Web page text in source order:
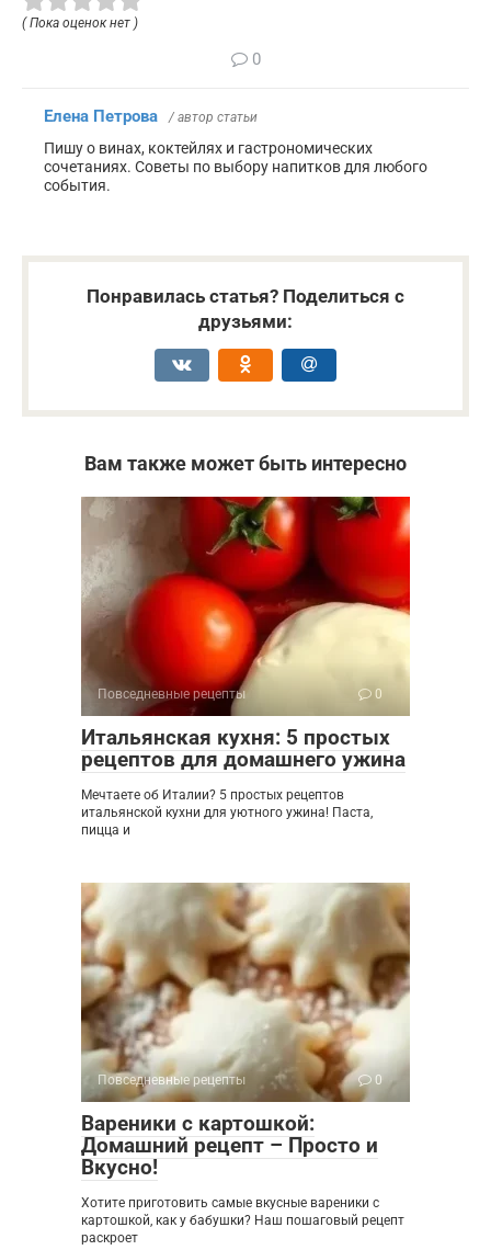
( Пока оценок нет )
0
Елена Петрова / автор статьи
Пишу о винах, коктейлях и гастрономических
сочетаниях. Советы по выбору напитков для любого
события.
Понравилась статья? Поделиться с
друзьями:
Вам также может быть интересно
Повседневные рецепты 0
Итальянская кухня: 5 простых
рецептов для домашнего ужина
Мечтаете об Италии? 5 простых рецептов
итальянской кухни для уютного ужина! Паста,
пицца и
Повседневные рецепты 0
Вареники с картошкой:
Домашний рецепт – Просто и
Вкусно!
Хотите приготовить самые вкусные вареники с
картошкой, как у бабушки? Наш пошаговый рецепт
раскроет